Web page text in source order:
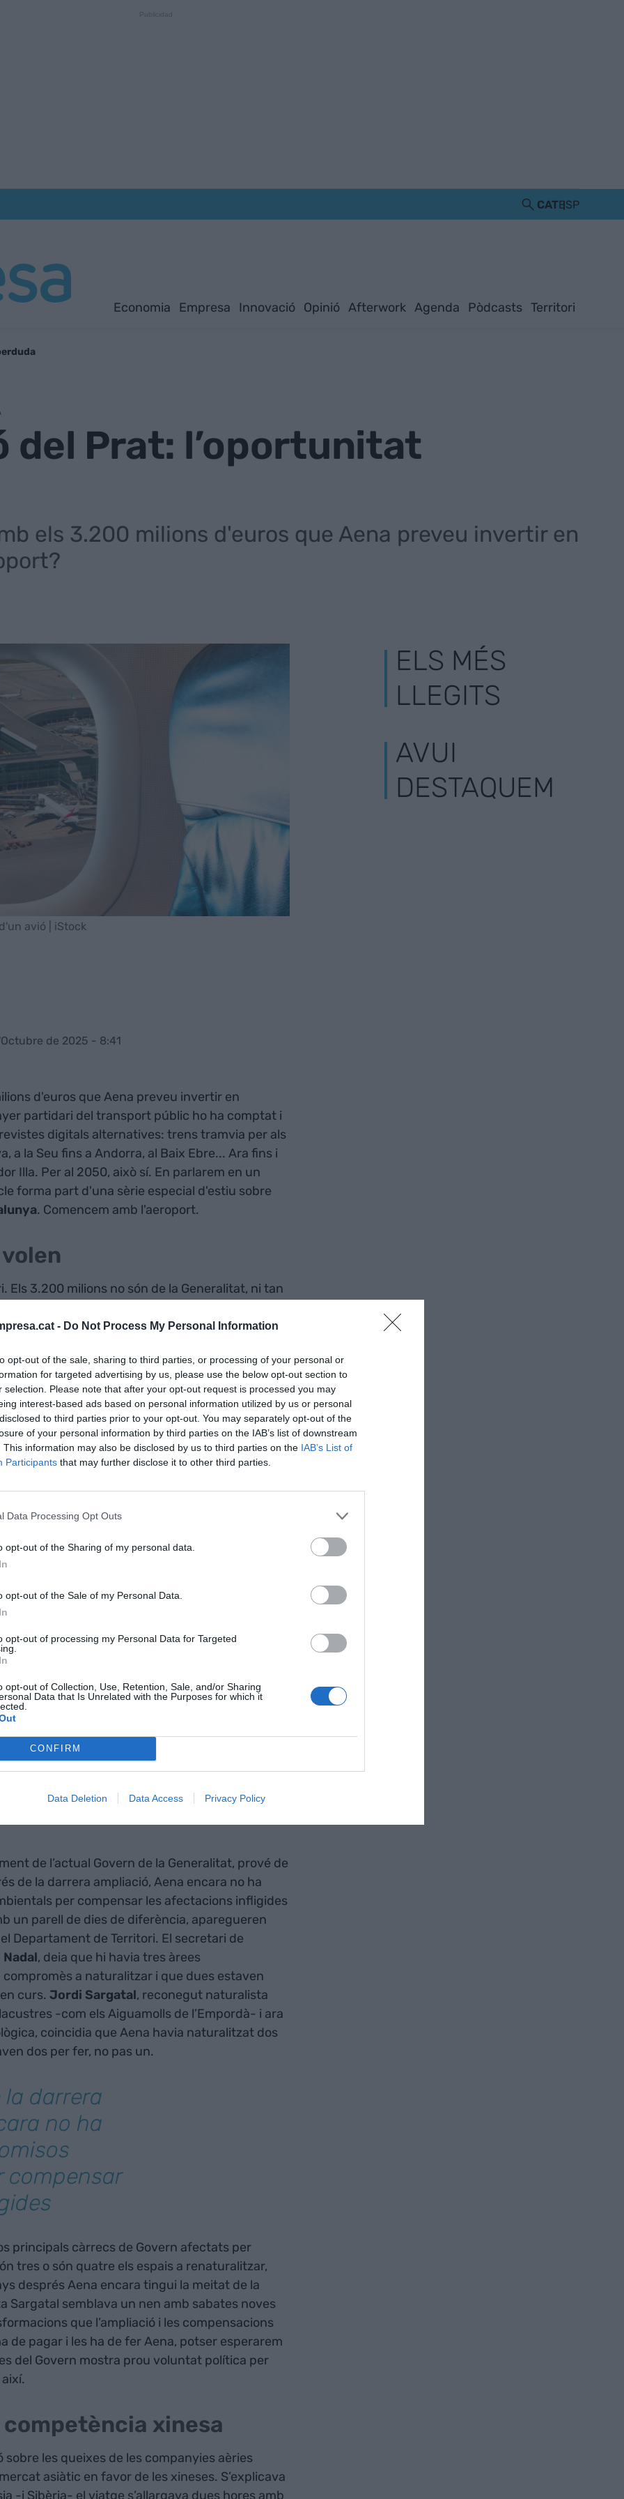
- Do Not Process My Personal Information
opt-out of the sale, sharing to third parties, or processing of your personal or
for targeted advertising by us, please use the below opt-out section to
selection. Please note that after your opt-out request is processed you may
interest-based ads based on personal information utilized by us or personal
to third parties prior to your opt-out. You may separately opt-out of the
of your personal information by third parties on the IAB’s list of downstream
This information may also be disclosed by us to third parties on the IAB’s List of
Participants that may further disclose it to other third parties.
Data Processing Opt Outs
opt-out of the Sharing of my personal data.
opt-out of the Sale of my Personal Data.
opt-out of processing my Personal Data for Targeted
opt-out of Collection, Use, Retention, Sale, and/or Sharing
Data that Is Unrelated with the Purposes for which it
CONFIRM
Data Deletion Data Access Privacy Policy
CATESP
Economia Empresa Innovació Opinió Afterwork Agenda Pòdcasts Territori
del Prat: l’oportunitat
els 3.200 milions d'euros que Aena preveu invertir en
avió | iStock
de 2025 - 8:41
d'euros que Aena preveu invertir en
partidari del transport públic ho ha comptat i
digitals alternatives: trens tramvia per als
a la Seu fins a Andorra, al Baix Ebre... Ara fins i
Illa. Per al 2050, això sí. En parlarem en un
forma part d'una sèrie especial d'estiu sobre
. Comencem amb l'aeroport.
Els 3.200 milions no són de la Generalitat, ni tan
Aena -amb la meitat del capital privat-, que
no gaires anys amb retorns directes i
de les 152 Ha per construir disponibles de la
a companyies privades, que es guien
la possibilitat d’establir nous trajectes o
operen.
són infraestructures públiques a fons perdut
transport forçosament deficitàries, com la resta
de traçats perifèrics, dèficit que acabarem
també com a la resta de transport públic
té aquest nivell, la companyia no té per què
Però de raons perquè els catalans ens
i segurament de més sòlides.
milions de viatgers, un 4,2% més
i en els seus
de l’actual Govern de la Generalitat, prové de
de la darrera ampliació, Aena encara no ha
per compensar les afectacions infligides
un parell de dies de diferència, aparegueren
Departament de Territori. El secretari de
Nadal, deia que hi havia tres àrees
compromès a naturalitzar i que dues estaven
curs. Jordi Sargatal, reconegut naturalista
-com els Aiguamolls de l’Empordà- i ara
coincidia que Aena havia naturalitzat dos
dos per fer, no pas un.
darrera
no ha
compensar
principals càrrecs de Govern afectats per
tres o són quatre els espais a renaturalitzar,
després Aena encara tingui la meitat de la
Sargatal semblava un nen amb sabates noves
que l’ampliació i les compensacions
de pagar i les ha de fer Aena, potser esperarem
del Govern mostra prou voluntat política per
xinesa
les queixes de les companyies aèries
asiàtic en favor de les xineses. S’explicava
-i Sibèria- el viatge s’allargava dues hores amb
ELS MÉS
LLEGITS
AVUI
DESTAQUEM